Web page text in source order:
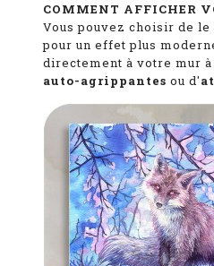
COMMENT AFFICHER
Vous pouvez choisir de le
pour un effet plus
directement à votre mur
auto-agrippantes ou d'